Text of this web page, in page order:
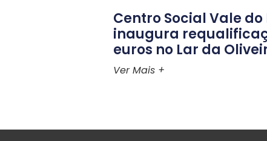
Centro Social Vale
inaugura
euros no Lar da
Ver Mais +